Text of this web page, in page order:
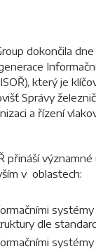
dokončila dne
který je
Správy
a řízení
přináší významné
v oblastech:
dle